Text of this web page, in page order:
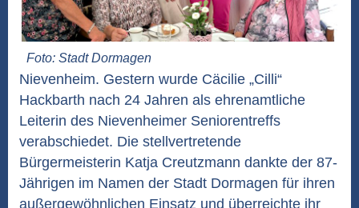
Foto: Stadt Dormagen
Nievenheim. Gestern wurde Cäcilie „Cilli“
Hackbarth nach 24 Jahren als ehrenamtliche
Leiterin des Nievenheimer Seniorentreffs
verabschiedet. Die stellvertretende
Bürgermeisterin Katja Creutzmann dankte der 87-
Jährigen im Namen der Stadt Dormagen für ihren
außergewöhnlichen Einsatz und überreichte ihr